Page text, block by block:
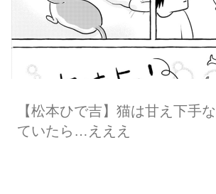
【松本ひで吉】猫は甘え下手
ていたら…えええ